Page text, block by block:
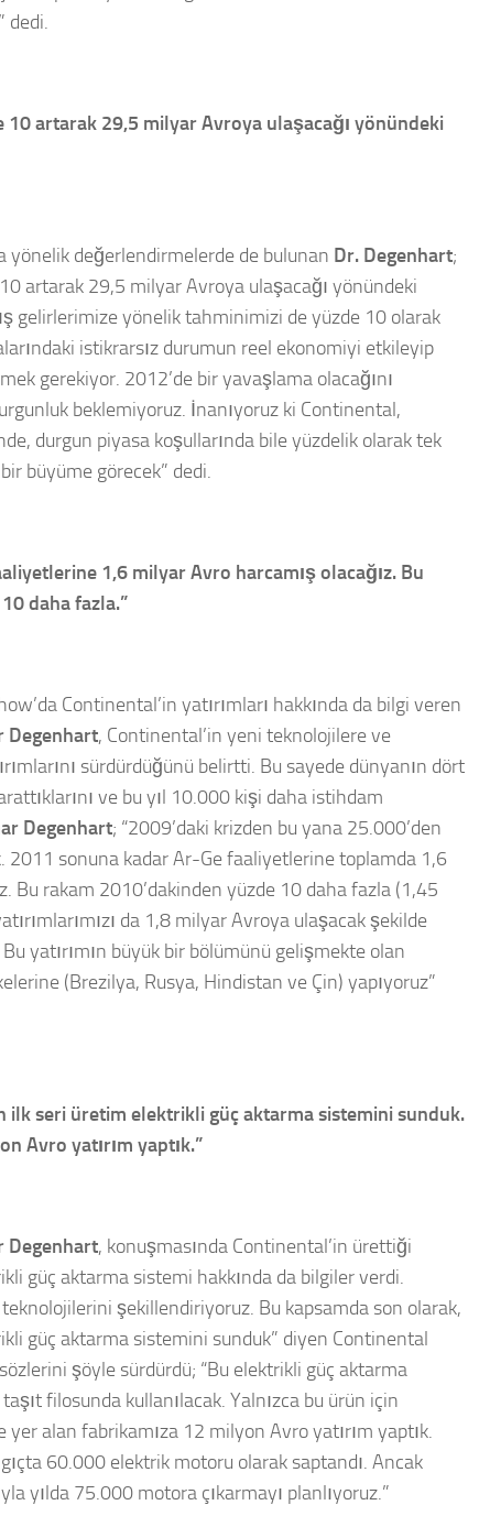
dedi.
10 artarak 29,5 milyar Avroya ulaşacağı yönündeki
yönelik değerlendirmelerde de bulunan Dr. Degenhart;
10 artarak 29,5 milyar Avroya ulaşacağı yönündeki
gelirlerimize yönelik tahminimizi de yüzde 10 olarak
istikrarsız durumun reel ekonomiyi etkileyip
gerekiyor. 2012’de bir yavaşlama olacağını
beklemiyoruz. İnanıyoruz ki Continental,
durgun piyasa koşullarında bile yüzdelik olarak tek
büyüme görecek” dedi.
1,6 milyar Avro harcamış olacağız. Bu
daha fazla.”
Continental’in yatırımları hakkında da bilgi veren
Degenhart, Continental’in yeni teknolojilere ve
sürdürdüğünü belirtti. Bu sayede dünyanın dört
ve bu yıl 10.000 kişi daha istihdam
Degenhart; “2009’daki krizden bu yana 25.000’den
2011 sonuna kadar Ar-Ge faaliyetlerine toplamda 1,6
Bu rakam 2010’dakinden yüzde 10 daha fazla (1,45
da 1,8 milyar Avroya ulaşacak şekilde
yatırımın büyük bir bölümünü gelişmekte olan
(Brezilya, Rusya, Hindistan ve Çin) yapıyoruz”
ilk seri üretim elektrikli güç aktarma sistemini sunduk.
Avro yatırım yaptık.”
Degenhart, konuşmasında Continental’in ürettiği
güç aktarma sistemi hakkında da bilgiler verdi.
şekillendiriyoruz. Bu kapsamda son olarak,
güç aktarma sistemini sunduk” diyen Continental
şöyle sürdürdü; “Bu elektrikli güç aktarma
filosunda kullanılacak. Yalnızca bu ürün için
alan fabrikamıza 12 milyon Avro yatırım yaptık.
60.000 elektrik motoru olarak saptandı. Ancak
yılda 75.000 motora çıkarmayı planlıyoruz.”